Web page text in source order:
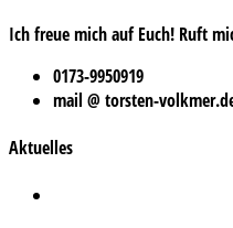
Ich freue mich auf Euch! Ruft
0173-9950919
mail @ torsten-
Aktuelles